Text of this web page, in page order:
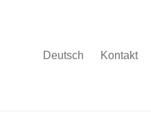
Deutsch Kontakt